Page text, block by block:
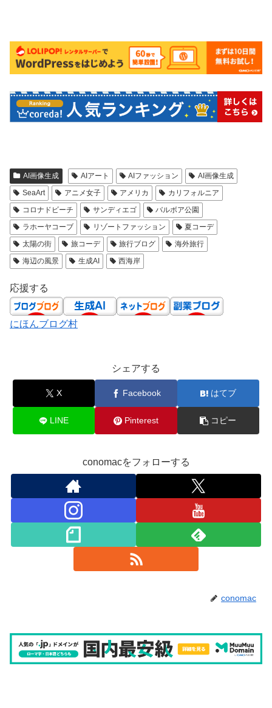
AI画像生成 AIアート AIファッション
AI画像生成
SeaArt
アニメ女子 アメリカ
カリフォルニア
コロナドビーチ
サンディエゴ
バルボア公園
ラホーヤコーブ
リゾートファッション
夏コーデ
太陽の街
旅コーデ 旅行ブログ
海外旅行
海辺の風景
生成AI 西海岸
応援する
にほんブログ村
シェアする
X Facebook はてブ
LINE Pinterest コピー
conomacをフォローする
conomac